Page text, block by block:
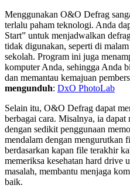
Menggunakan O&O Defrag
terlalu paham teknologi. Anda
Start” untuk menjadwalkan
tidak digunakan, seperti di
sekolah. Program ini juga
komputer Anda, sehingga Anda
dan memantau kemajuan
mengunduh: DxO PhotoLab
Selain itu, O&O Defrag dapat
berbagai cara. Misalnya, ia dapat
dengan sedikit penggunaan
mendalam dengan mengurutkan
berdasarkan kapan file terakhir
memeriksa kesehatan hard drive
masalah, membantu menjaga
baik.